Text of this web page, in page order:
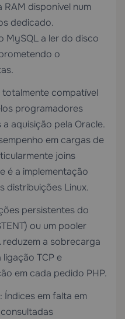
disponível num
dedicado.
MySQL a ler do disco
o
compatível
programadores
aquisição pela Oracle.
em cargas de
joins
é a implementação
distribuições Linux.
persistentes do
ou um pooler
reduzem a sobrecarga
TCP e
em cada pedido PHP.
: Índices em falta em